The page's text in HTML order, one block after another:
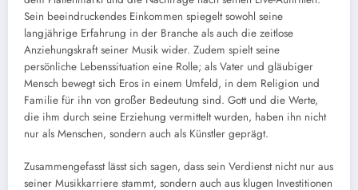
Sein beeindruckendes Einkommen spiegelt sowohl seine
langjährige Erfahrung in der Branche als auch die zeitlose
Anziehungskraft seiner Musik wider. Zudem spielt seine
persönliche Lebenssituation eine Rolle; als Vater und gläubiger
Mensch bewegt sich Eros in einem Umfeld, in dem Religion und
Familie für ihn von großer Bedeutung sind. Gott und die Werte,
die ihm durch seine Erziehung vermittelt wurden, haben ihn nicht
nur als Menschen, sondern auch als Künstler geprägt.
Zusammengefasst lässt sich sagen, dass sein Verdienst nicht nur aus
seiner Musikkarriere stammt, sondern auch aus klugen Investitionen